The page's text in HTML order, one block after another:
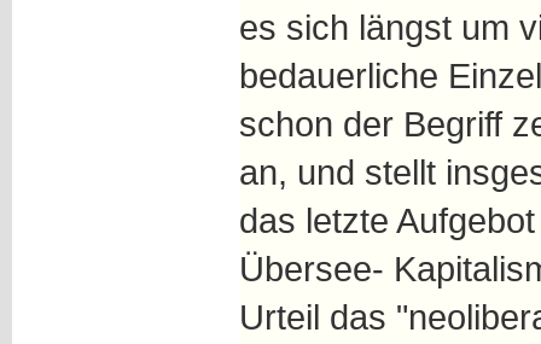
es sich längst um
bedauerliche
schon der Begriff
an, und stellt
das letzte
Übersee-
Urteil das